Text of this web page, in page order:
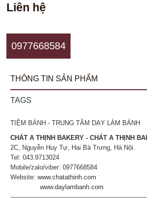
Liên hệ
0977668584
THÔNG TIN SẢN PHẨM
TAGS
TIỆM BÁNH - TRUNG TÂM DẠY LÀM BÁNH
CHÁT A THỊNH BAKERY - CHÁT A THỊNH
2C, Nguyễn Huy Tự, Hai Bà Trưng, Hà Nội.
Tel: 043.9713024
Mobile/zalo/viber: 0977668584
Website:www.chatathinh.com
www.daylambanh.com